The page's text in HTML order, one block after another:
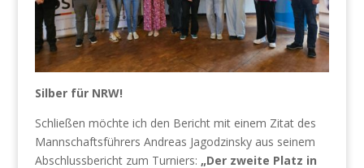
Silber für NRW!
Schließen möchte ich den Bericht mit einem Zitat des
Mannschaftsführers Andreas Jagodzinsky aus seinem
Abschlussbericht zum Turniers: „Der zweite Platz in